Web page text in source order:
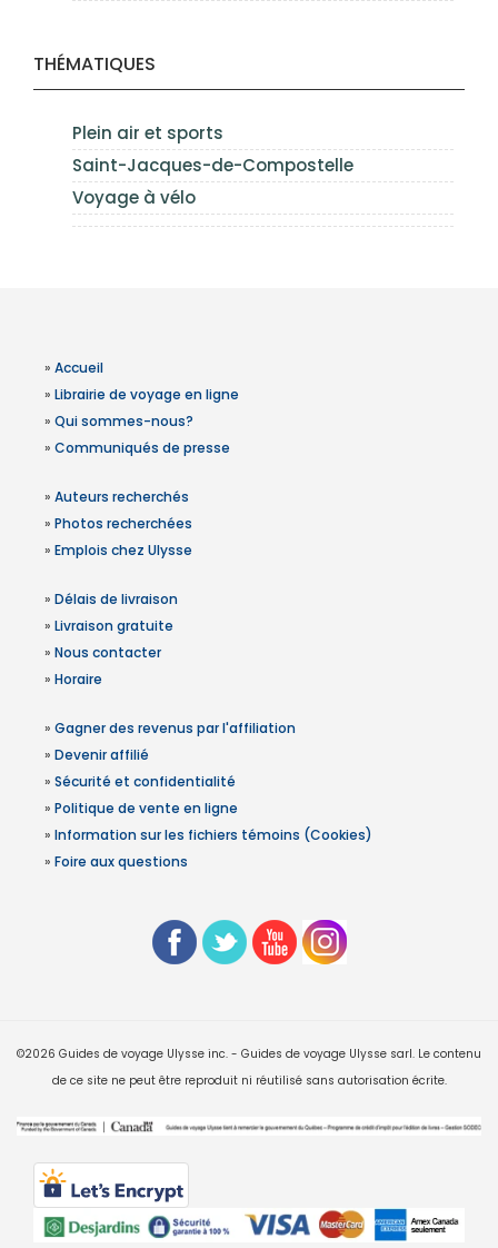
THÉMATIQUES
Plein air et sports
Saint-Jacques-de-Compostelle
Voyage à vélo
» Accueil
» Librairie de voyage en ligne
» Qui sommes-nous?
» Communiqués de presse
» Auteurs recherchés
» Photos recherchées
» Emplois chez Ulysse
» Délais de livraison
» Livraison gratuite
» Nous contacter
» Horaire
» Gagner des revenus par l'affiliation
» Devenir affilié
» Sécurité et confidentialité
» Politique de vente en ligne
» Information sur les fichiers témoins (Cookies)
» Foire aux questions
©2026 Guides de voyage Ulysse inc. - Guides de voyage Ulysse sarl. Le contenu
de ce site ne peut être reproduit ni réutilisé sans autorisation écrite.